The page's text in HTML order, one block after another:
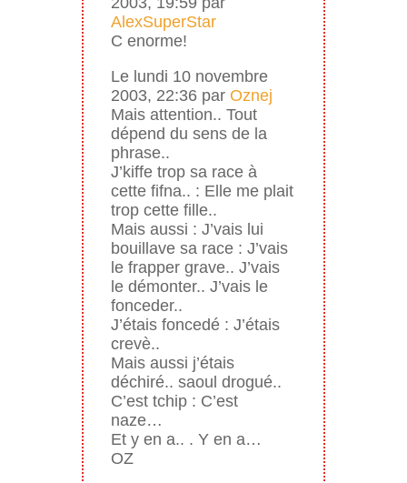
AlexSuperStar
C enorme!
Le lundi 10 novembre
2003, 22:36 par Oznej
Mais attention.. Tout
dépend du sens de la
phrase..
J’kiffe trop sa race à
cette fifna.. : Elle me plait
trop cette fille..
Mais aussi : J’vais lui
bouillave sa race : J’vais
le frapper grave.. J’vais
le démonter.. J’vais le
fonceder..
J’étais foncedé : J’étais
crevè..
Mais aussi j’étais
déchiré.. saoul drogué..
C’est tchip : C’est
naze…
Et y en a.. . Y en a…
OZ